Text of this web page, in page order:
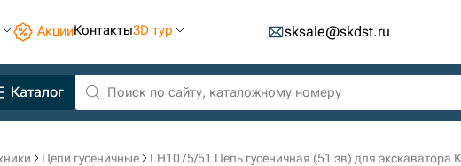
АкцииКонтакты3D тур sksale@skdst.ru
Каталог
Цепи гусеничные LH1075/51 Цепь гусеничная (51 зв) для